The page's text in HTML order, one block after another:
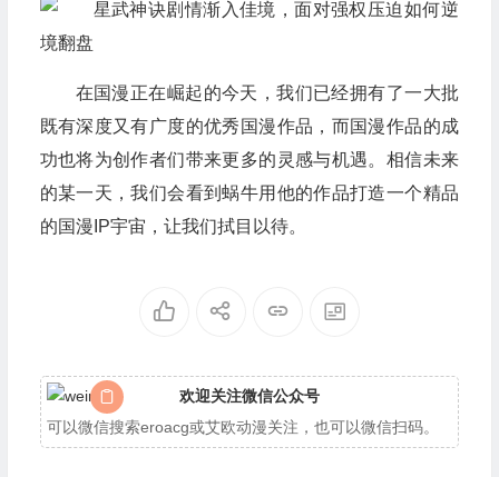
在国漫正在崛起的今天，我们已经拥有了一大批
既有深度又有广度的优秀国漫作品，而国漫作品的成
功也将为创作者们带来更多的灵感与机遇。相信未来
的某一天，我们会看到蜗牛用他的作品打造一个精品
的国漫IP宇宙，让我们拭目以待。
欢迎关注微信公众号
可以微信搜索eroacg或艾欧动漫关注，也可以微信扫码。